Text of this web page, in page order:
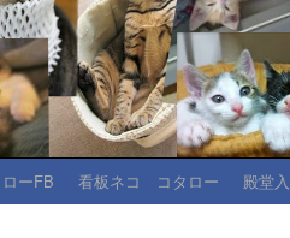
ーFB 看板ネコ コタロー 殿堂